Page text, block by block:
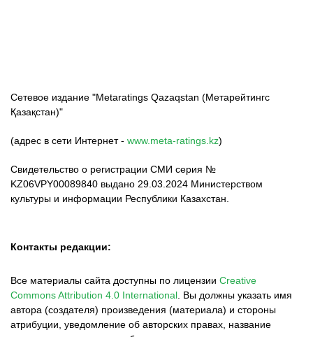
Сетевое издание "Metaratings Qazaqstan (Метарейтингс
Қазақстан)"
(адрес в сети Интернет - www.meta-ratings.kz)
Свидетельство о регистрации СМИ серия №
KZ06VPY00089840 выдано 29.03.2024 Министерством
культуры и информации Республики Казахстан.
Контакты редакции:
Все материалы сайта доступны по лицензии Creative
Commons Attribution 4.0 International Вы должны указать имя
автора (создателя) произведения (материала) и стороны
атрибуции, уведомление об авторских правах, название